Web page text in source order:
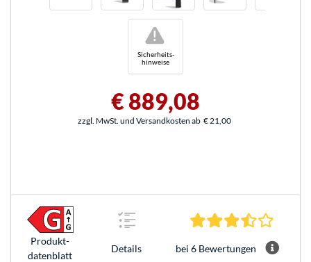
Sicherheits-
hinweise
!
€ 889,08
zzgl. MwSt. und Versandkosten ab € 21,00
Produkt­
datenblatt
Details
3.5
bei 6 Bewertungen